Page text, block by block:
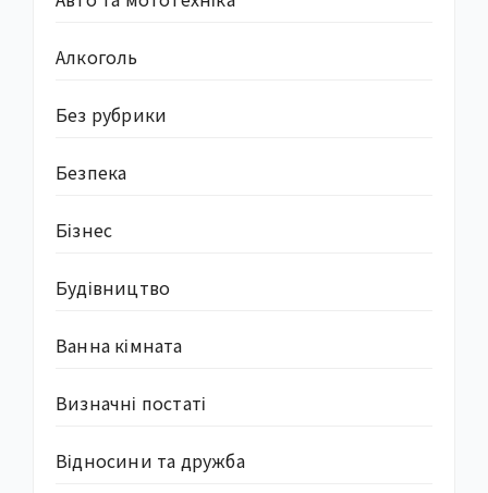
Алкоголь
Без рубрики
Безпека
Бізнес
Будівництво
Ванна кімната
Визначні постаті
Відносини та дружба